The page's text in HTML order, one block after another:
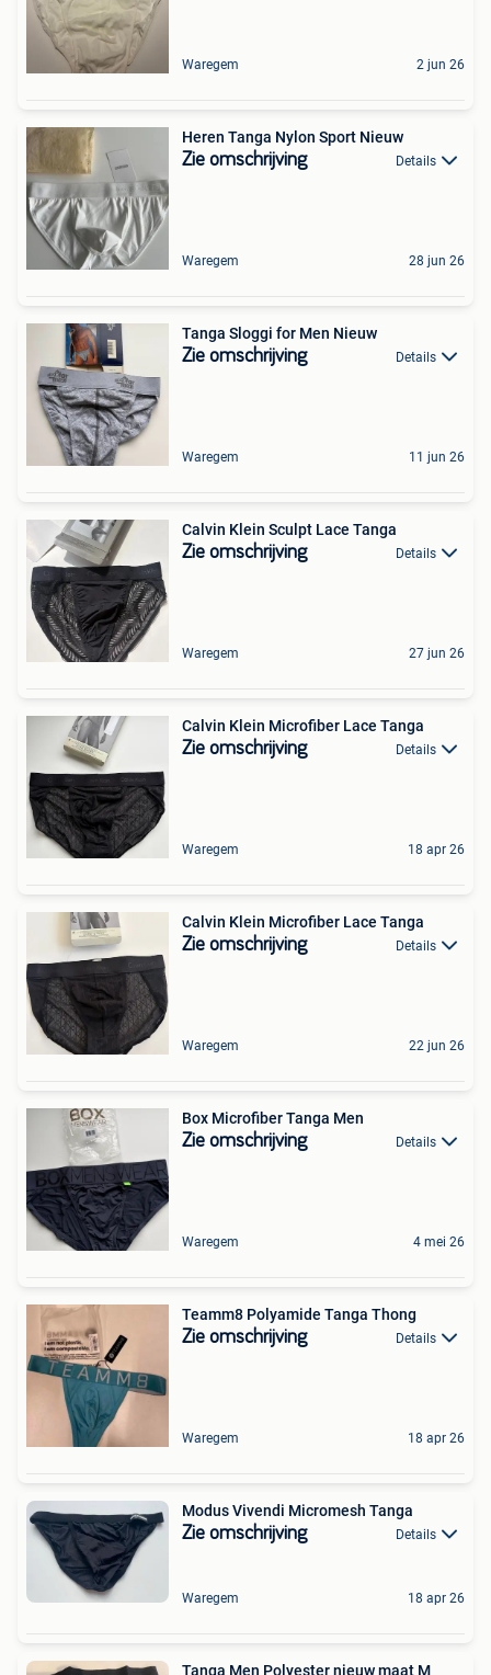
Waregem 2 jun 26
Heren Tanga Nylon Sport Nieuw
Zie omschrijving Details
Waregem 28 jun 26
Tanga Sloggi for Men Nieuw
Zie omschrijving Details
Waregem 11 jun 26
Calvin Klein Sculpt Lace Tanga
Zie omschrijving Details
Waregem 27 jun 26
Calvin Klein Microfiber Lace Tanga
Zie omschrijving Details
Waregem 18 apr 26
Calvin Klein Microfiber Lace Tanga
Zie omschrijving Details
Waregem 22 jun 26
Box Microfiber Tanga Men
Zie omschrijving Details
Waregem 4 mei 26
Teamm8 Polyamide Tanga Thong
Zie omschrijving Details
Waregem 18 apr 26
Modus Vivendi Micromesh Tanga
Zie omschrijving Details
Waregem 18 apr 26
Tanga Men Polyester nieuw maat M